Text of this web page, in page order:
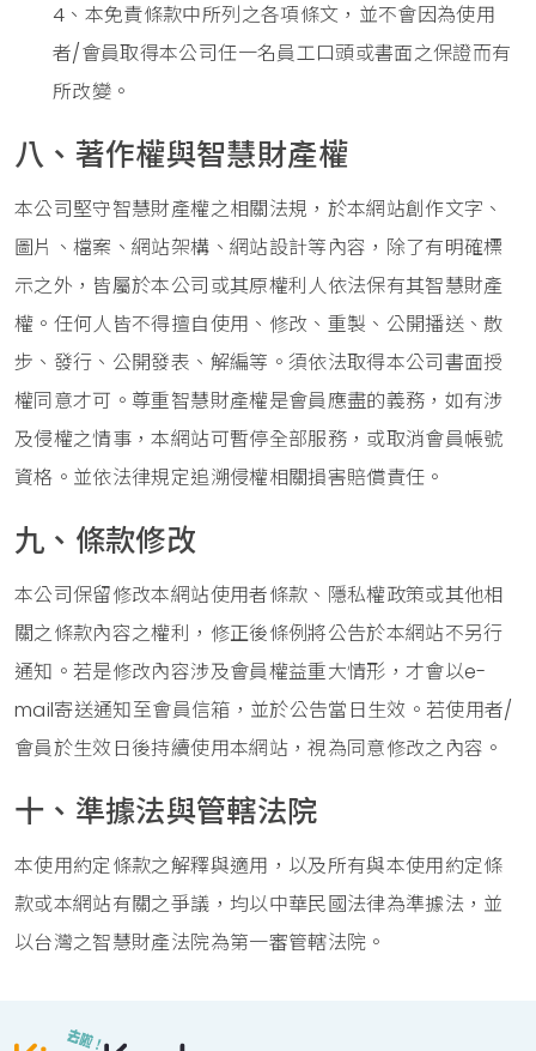
4、本免責條款中所列之各項條文，並不會因為使用
者/會員取得本公司任一名員工口頭或書面之保證而有
所改變。
八、著作權與智慧財產權
本公司堅守智慧財產權之相關法規，於本網站創作文字、
圖片、檔案、網站架構、網站設計等內容，除了有明確標
示之外，皆屬於本公司或其原權利人依法保有其智慧財產
權。任何人皆不得擅自使用、修改、重製、公開播送、散
步、發行、公開發表、解編等。須依法取得本公司書面授
權同意才可。尊重智慧財產權是會員應盡的義務，如有涉
及侵權之情事，本網站可暫停全部服務，或取消會員帳號
資格。並依法律規定追溯侵權相關損害賠償責任。
九、條款修改
本公司保留修改本網站使用者條款、隱私權政策或其他相
關之條款內容之權利，修正後條例將公告於本網站不另行
通知。若是修改內容涉及會員權益重大情形，才會以e-
mail寄送通知至會員信箱，並於公告當日生效。若使用者/
會員於生效日後持續使用本網站，視為同意修改之內容。
十、準據法與管轄法院
本使用約定條款之解釋與適用，以及所有與本使用約定條
款或本網站有關之爭議，均以中華民國法律為準據法，並
以台灣之智慧財產法院為第一審管轄法院。